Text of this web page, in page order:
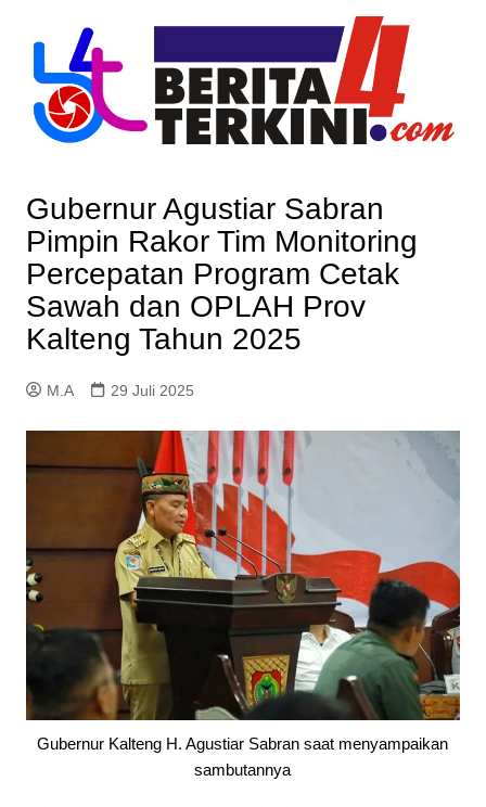
content
Gubernur Agustiar Sabran
Pimpin Rakor Tim Monitoring
Percepatan Program Cetak
Sawah dan OPLAH Prov
Kalteng Tahun 2025
M.A 29 Juli 2025
Gubernur Kalteng H. Agustiar Sabran saat menyampaikan
sambutannya